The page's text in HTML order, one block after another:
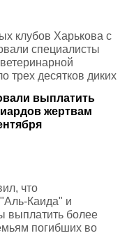
клубов Харькова с
специалисты
трех десятков диких
выплатить
жертвам
что
Каида" и
выплатить более
погибших во